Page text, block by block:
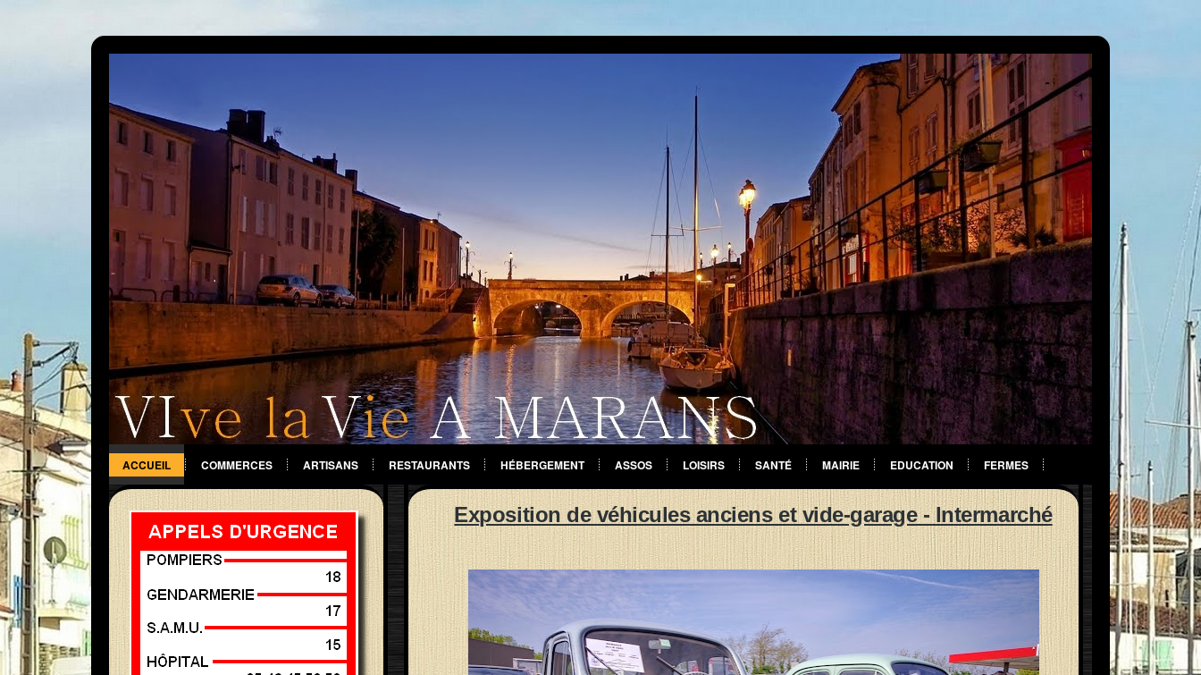
ACCUEIL COMMERCES ARTISANS RESTAURANTS HÉBERGEMENT ASSOS LOISIRS SANTÉ MAIRIE EDUCATION FERMES
DIVERS Exposition de véhicules anciens et vide-garage - Intermarché